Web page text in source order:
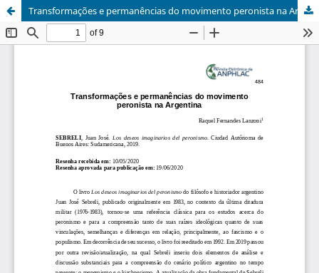
Transformações e permanências do movimento peronista na Argentina